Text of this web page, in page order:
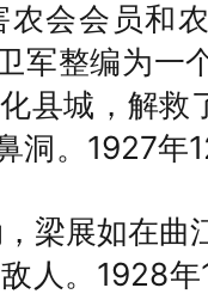
会会员和
军整编为一
县城，解救
洞。 1927年
梁展如在曲
人。 1928